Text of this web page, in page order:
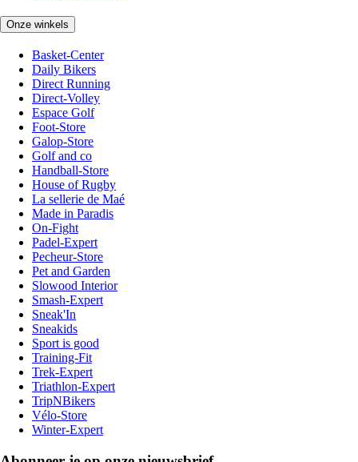
Onze winkels
Basket-Center
Daily Bikers
Direct Running
Direct-Volley
Espace Golf
Foot-Store
Galop-Store
Golf and co
Handball-Store
House of Rugby
La sellerie de Maé
Made in Paradis
On-Fight
Padel-Expert
Pecheur-Store
Pet and Garden
Slowood Interior
Smash-Expert
Sneak'In
Sneakids
Sport is good
Training-Fit
Trek-Expert
Triathlon-Expert
TripNBikers
Vélo-Store
Winter-Expert